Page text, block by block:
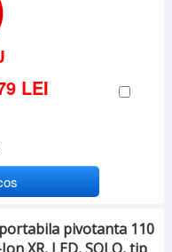
LEI
pivotanta 110